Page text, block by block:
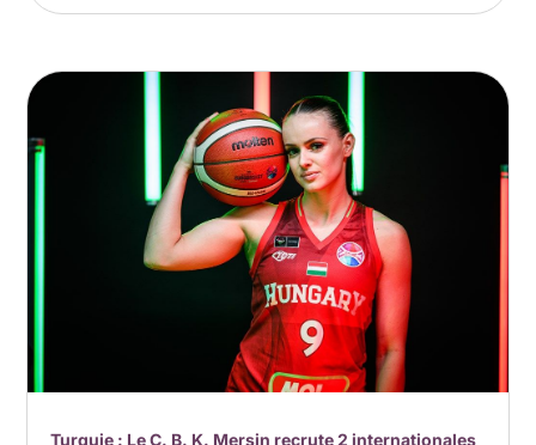
Turquie : Le C. B. K. Mersin recrute 2 internationales